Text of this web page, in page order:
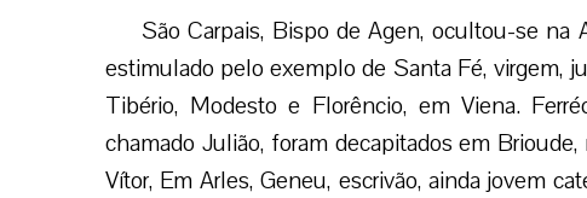
São Carpais, Bispo de Agen, ocultou-se na
estimulado pelo exemplo de Santa Fé, virgem,
Tibério, Modesto e Florêncio, em Viena.
chamado Julião, foram decapitados em
Vítor, Em Arles, Geneu, escrivão, ainda jovem